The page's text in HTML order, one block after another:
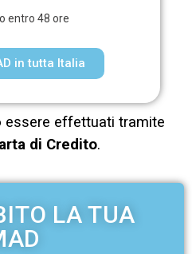
entro 48 ore
in tutta Italia
essere effettuati tramite
di Credito.
LA TUA